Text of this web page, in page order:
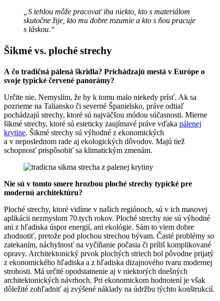
„S tehlou môže pracovať iba niekto, kto s materiálom
skutočne žije, kto mu dobre rozumie a kto s ňou pracuje
s láskou.“
Šikmé vs. ploché strechy
A čo tradičná pálená škridla? Prichádzajú mestá v Európe o
svoje typické červené panorámy?
Určite nie. Nemyslím, že by k tomu malo niekedy prísť. Ak sa
pozrieme na Taliansko či severné Španielsko, práve odtiaľ
pochádzajú strechy, ktoré sú najväčšou módou súčasnosti. Mierne
šikmé strechy, ktoré sú esteticky zaujímavé práve vďaka pálenej
krytine. Šikmé strechy sú výhodné z ekonomických
a v neposlednom rade aj ekologických dôvodov. Majú tiež
schopnosť prispôsobiť sa klimatickým zmenám.
Nie sú v tomto smere hrozbou ploché strechy typické pre
modernú architektúru?
Ploché strechy, ktoré vidíme v našich regiónoch, sú v ich masovej
aplikácii nezmyslom 70.tych rokov. Ploché strechy nie sú výhodné
ani z hľadiska úspor energií, ani ekológie. Sám to viem dobre
zhodnotiť, pretože pod plochou strechou bývam. Časté problémy so
zatekaním, náchylnosť na vyčíňanie počasia či príliš komplikované
opravy. Architektonický prvok plochých striech bol pôvodne prijatý
z ekonomického hľadiska a z hľadiska dizajnového tvaru modernej
strohosti. Má určité opodstatnenie aj v niektorých dnešných
architektonických návrhoch. Pri ekonomickom hodnotení je však
dôležité zohľadniť aj zvýšené náklady na údržbu týchto konštrukcií.